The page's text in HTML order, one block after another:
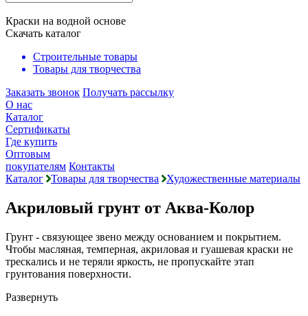
Краски на водной основе
Скачать каталог
Строительные товары
Товары для творчества
Заказать звонок Получать рассылку
О нас
Каталог
Сертификаты
Где купить
Оптовым
покупателям Контакты
Каталог
Товары для творчества Художественные материалы
Акриловый грунт от Аква-Колор
Грунт - связующее звено между основанием и покрытием.
Чтобы масляная, темперная, акриловая и гуашевая краски не
трескались и не теряли яркость, не пропускайте этап
грунтования поверхности.
Развернуть